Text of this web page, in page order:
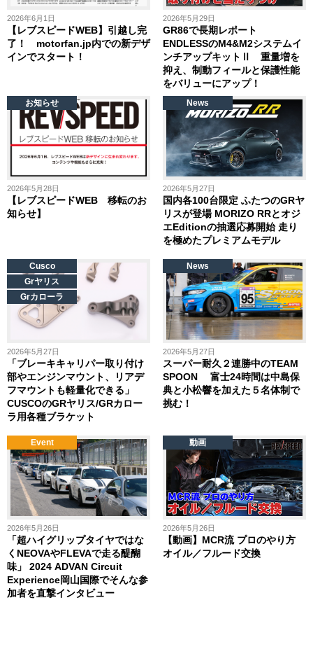
2026年6月1日
【レブスピードWEB】引越し完
了！ motorfan.jp内での新デザ
インでスタート！
2026年5月29日
GR86で長期レポート
ENDLESSのM4&M2システムイ
ンチアップキットⅡ 重量増を
抑え、制動フィールと保護性能
をバリューにアップ！
2026年5月28日
【レブスピードWEB 移転のお
知らせ】
お知らせ
2026年5月27日
国内各100台限定 ふたつのGRヤ
リスが登場 MORIZO RRとオジ
エEditionの抽選応募開始 走り
を極めたプレミアムモデル
News
2026年5月27日
「ブレーキキャリパー取り付け
部やエンジンマウント、リアデ
フマウントも軽量化できる」
CUSCOのGRヤリス/GRカロー
ラ用各種ブラケット
Cusco
Grヤリス
Grカローラ
2026年5月27日
スーパー耐久２連勝中のTEAM
SPOON 富士24時間は中島保
典と小松響を加えた５名体制で
挑む！
News
2026年5月26日
「超ハイグリップタイヤではな
くNEOVAやFLEVAで走る醍醐
味」 2024 ADVAN Circuit
Experience岡山国際でそんな参
加者を直撃インタビュー
Event
2026年5月26日
【動画】MCR流 プロのやり方
オイル／フルード交換
動画